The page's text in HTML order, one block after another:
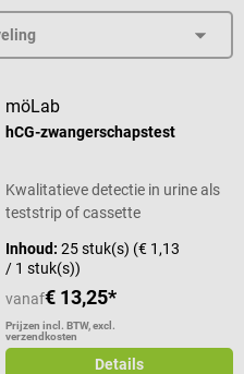
möLab
hCG-zwangerschapstest
Kwalitatieve detectie in urine als
teststrip of cassette
Inhoud:25 stuk(s) (€ 1,13
/ 1 stuk(s))
vanaf€ 13,25*
Prijzen incl. BTW, excl.
verzendkosten
Details